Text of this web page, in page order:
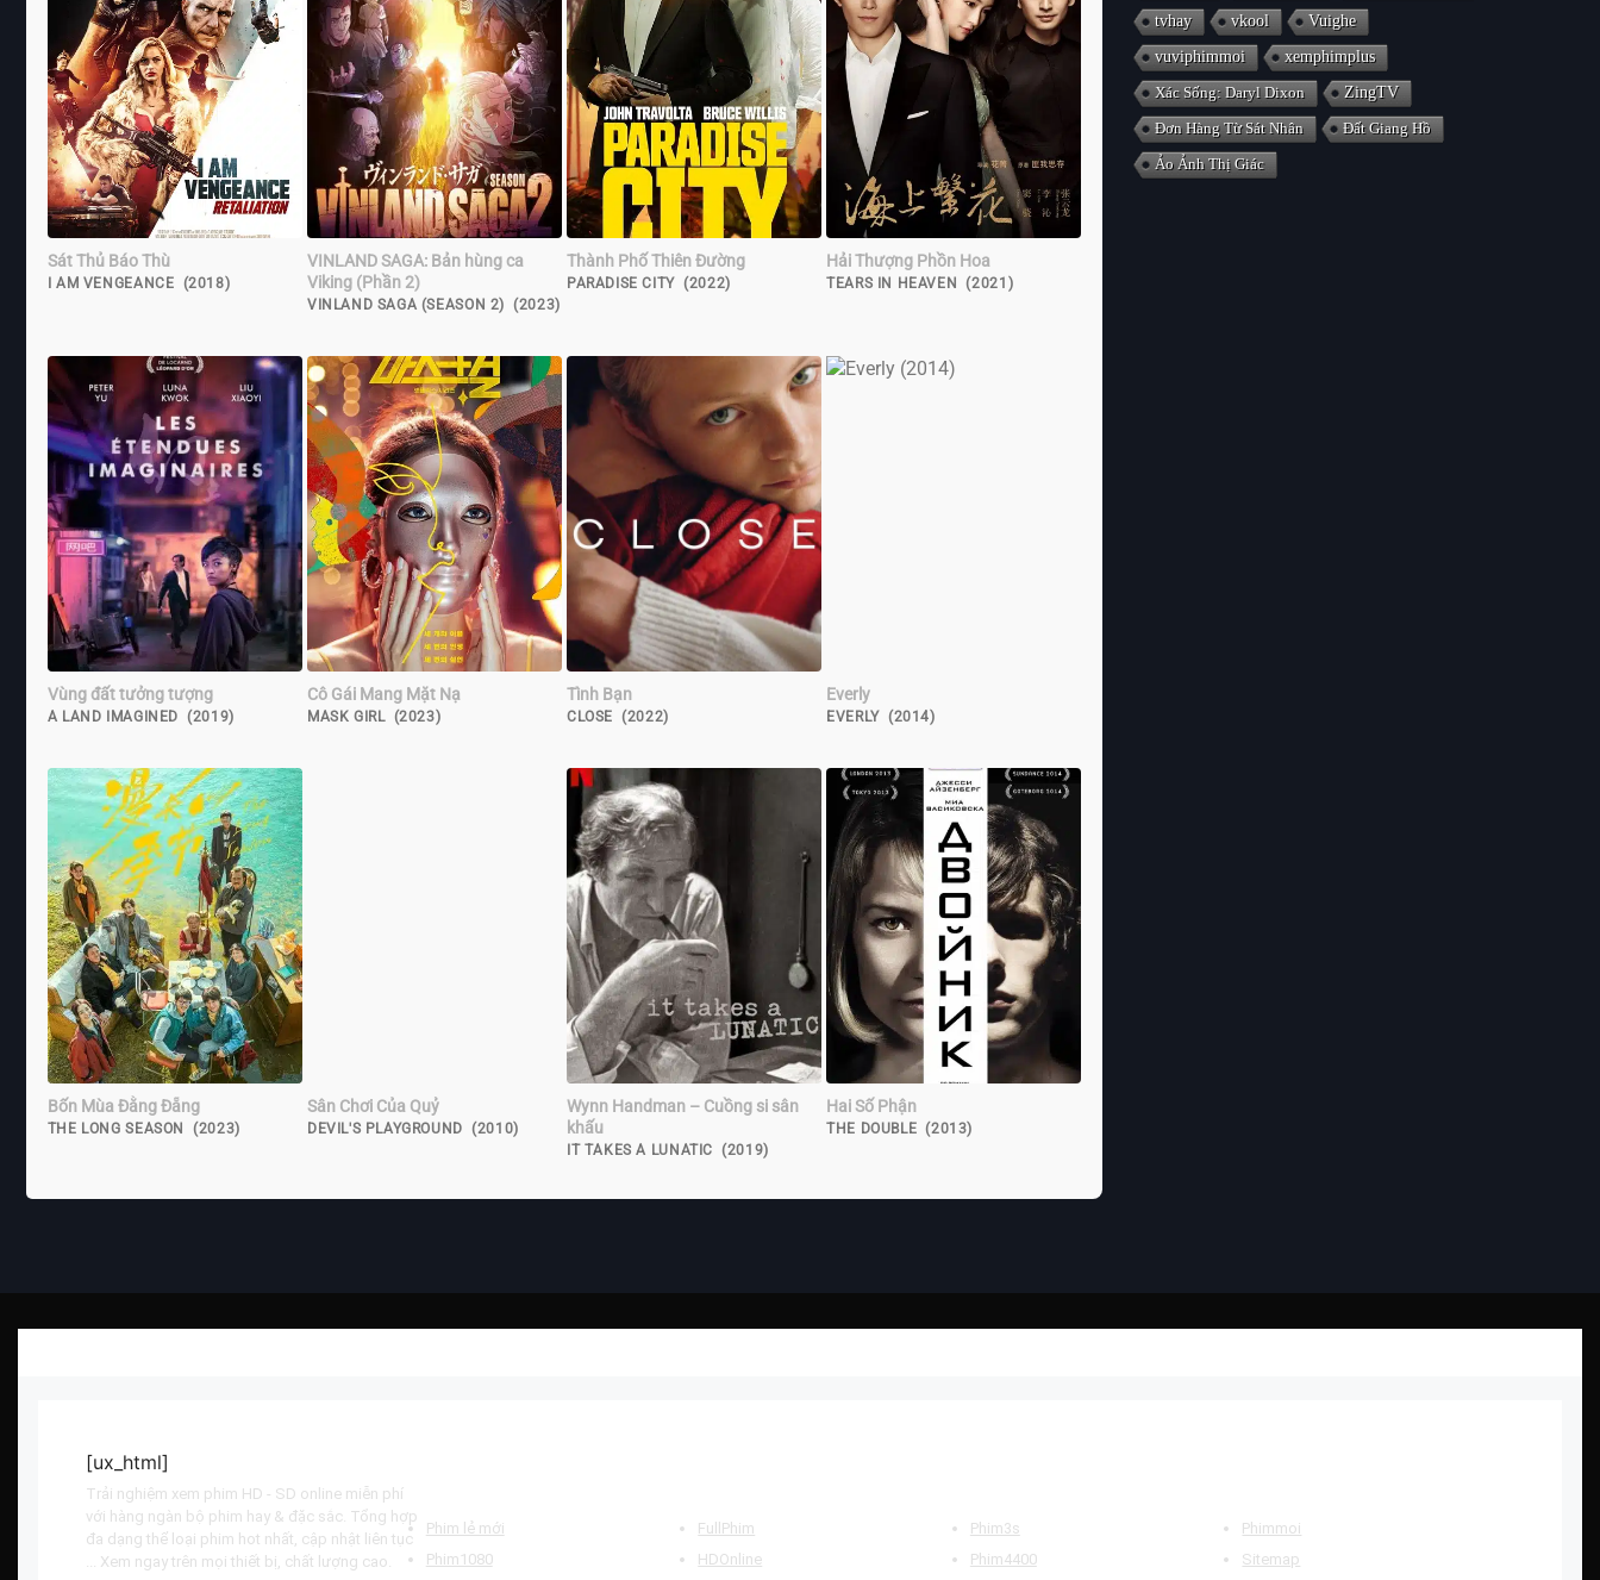
Sát Thủ Báo Thù
I AM VENGEANCE (2018)
VINLAND SAGA: Bản hùng ca
Viking (Phần 2)
VINLAND SAGA (SEASON 2) (2023)
Thành Phố Thiên Đường
PARADISE CITY (2022)
Hải Thượng Phồn Hoa
TEARS IN HEAVEN (2021)
Vùng đất tưởng tượng
A LAND IMAGINED (2019)
Cô Gái Mang Mặt Nạ
MASK GIRL (2023)
Tình Bạn
CLOSE (2022)
Everly
EVERLY (2014)
Bốn Mùa Đằng Đẵng
THE LONG SEASON (2023)
Sân Chơi Của Quỷ
DEVIL'S PLAYGROUND (2010)
Wynn Handman – Cuồng si sân
khấu
IT TAKES A LUNATIC (2019)
Hai Số Phận
THE DOUBLE (2013)
tvhay
vkool
Vuighe
vuviphimmoi
xemphimplus
Xác Sống: Daryl Dixon
ZingTV
Đơn Hàng Từ Sát Nhân
Đất Giang Hồ
Ảo Ảnh Thị Giác